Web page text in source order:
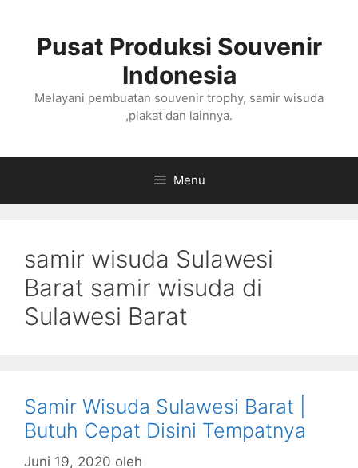
Pusat Produksi Souvenir
Indonesia
Melayani pembuatan souvenir trophy, samir wisuda
,plakat dan lainnya.
Menu
samir wisuda Sulawesi
Barat samir wisuda di
Sulawesi Barat
Samir Wisuda Sulawesi Barat |
Butuh Cepat Disini Tempatnya
Juni 19, 2020 oleh